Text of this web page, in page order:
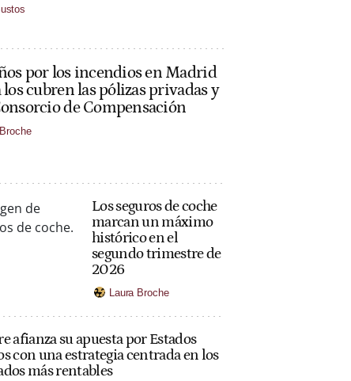
por los incendios en Madrid
cubren las pólizas privadas y
de Compensación
Broche
Los seguros de coche
marcan un máximo
histórico en el
segundo trimestre de
2026
Laura Broche
afianza su apuesta por Estados
con una estrategia centrada en los
más rentables